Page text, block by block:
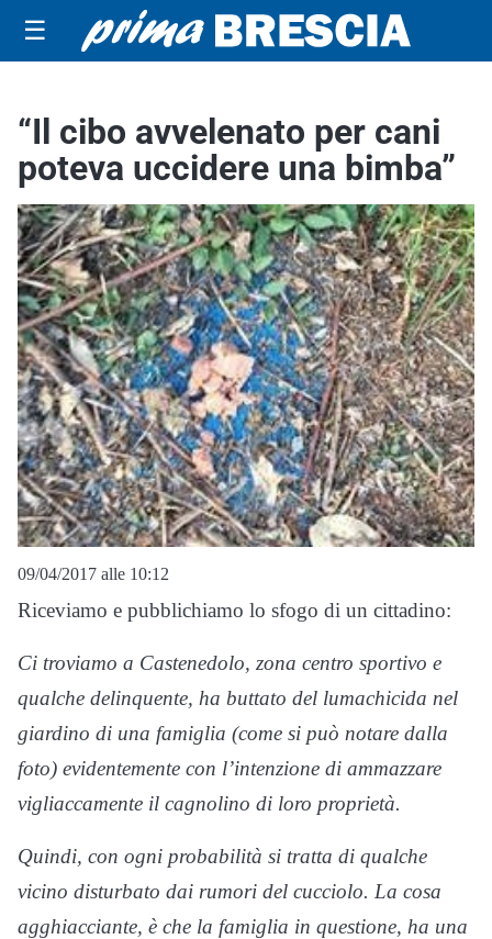
☰
“Il cibo avvelenato per cani
poteva uccidere una bimba”
09/04/2017 alle 10:12
Riceviamo e pubblichiamo lo sfogo di un cittadino:
Ci troviamo a Castenedolo, zona centro sportivo e
qualche delinquente, ha buttato del lumachicida nel
giardino di una famiglia (come si può notare dalla
foto) evidentemente con l’intenzione di ammazzare
vigliaccamente il cagnolino di loro proprietà.
Quindi, con ogni probabilità si tratta di qualche
vicino disturbato dai rumori del cucciolo. La cosa
agghiacciante, è che la famiglia in questione, ha una